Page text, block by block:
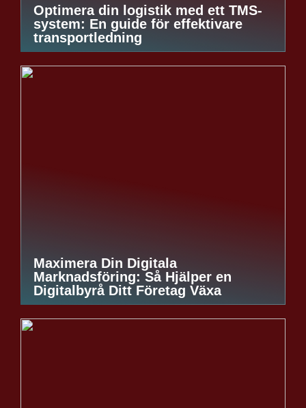
Optimera din logistik med ett TMS-
system: En guide för effektivare
transportledning
Maximera Din Digitala
Marknadsföring: Så Hjälper en
Digitalbyrå Ditt Företag Växa